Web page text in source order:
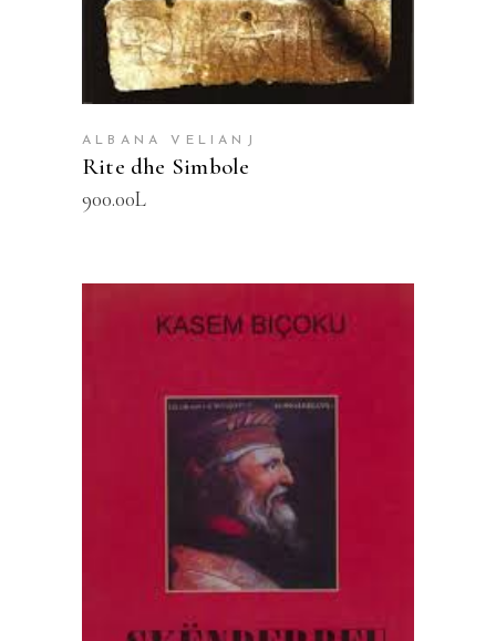
ALBANA VELIANJ
Rite dhe Simbole
900.00L
SHTOJE NË SHPORTË